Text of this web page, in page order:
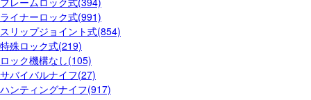
ライナーロック式(991)
スリップジョイント式(854)
特殊ロック式(219)
ロック機構なし(105)
サバイバルナイフ(27)
ハンティングナイフ(917)